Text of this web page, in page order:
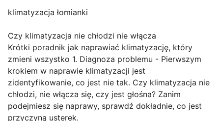
klimatyzacja łomianki
Czy klimatyzacja nie chłodzi nie włącza
Krótki poradnik jak naprawiać klimatyzację, który
zmieni wszystko 1. Diagnoza problemu - Pierwszym
krokiem w naprawie klimatyzacji jest
zidentyfikowanie, co jest nie tak. Czy klimatyzacja nie
chłodzi, nie włącza się, czy jest głośna? Zanim
podejmiesz się naprawy, sprawdź dokładnie, co jest
przyczyną usterek.